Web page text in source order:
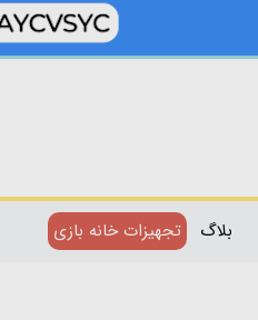
بلاگ تجهیزات خانه بازی